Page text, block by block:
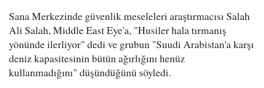
Sana Merkezinde güvenlik meseleleri araştırmacısı Salah
Ali Salah, Middle East Eye'a, "Husiler hala tırmanış
yönünde ilerliyor" dedi ve grubun "Suudi Arabistan'a karşı
deniz kapasitesinin bütün ağırlığını henüz
kullanmadığını" düşündüğünü söyledi.